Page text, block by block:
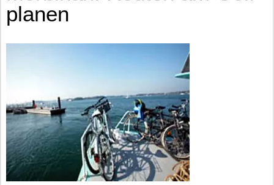
planen